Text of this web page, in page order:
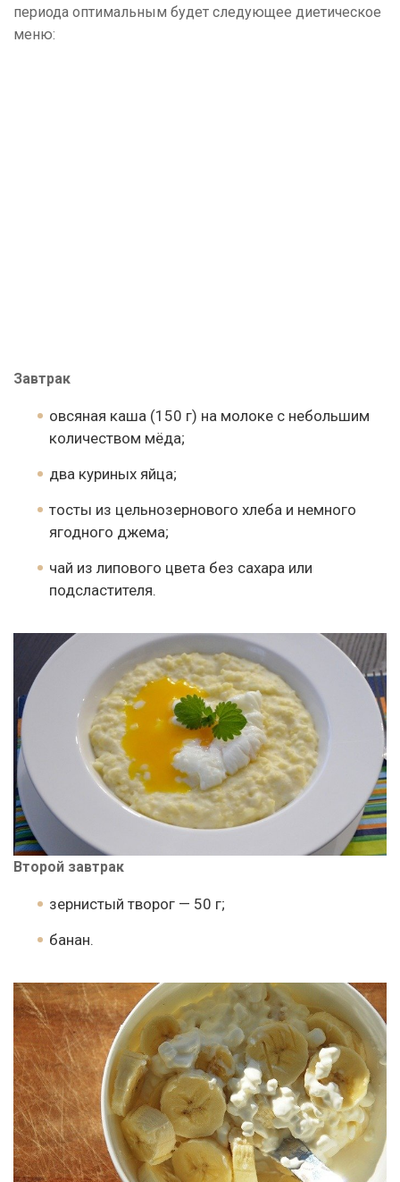
периода оптимальным будет следующее диетическое
меню:
Завтрак
овсяная каша (150 г) на молоке с небольшим
количеством мёда;
два куриных яйца;
тосты из цельнозернового хлеба и немного
ягодного джема;
чай из липового цвета без сахара или
подсластителя.
Второй завтрак
зернистый творог — 50 г;
банан.